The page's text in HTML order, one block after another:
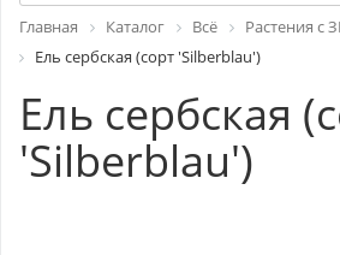
Главная Каталог Всё
Растения с
Ель сербская (сорт 'Silberblau')
Ель сербская
'Silberblau')